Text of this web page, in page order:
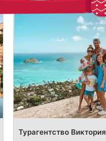
Турагентство Виктория